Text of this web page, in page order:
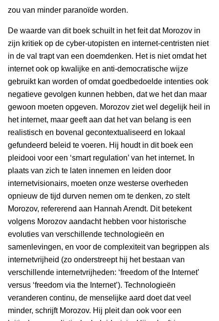
zou van minder paranoïde worden.
De waarde van dit boek schuilt in het feit dat Morozov in
zijn kritiek op de cyber-utopisten en internet-centristen niet
in de val trapt van een doemdenken. Het is niet omdat het
internet ook op kwalijke en anti-democratische wijze
gebruikt kan worden of omdat goedbedoelde intenties ook
negatieve gevolgen kunnen hebben, dat we het dan maar
gewoon moeten opgeven. Morozov ziet wel degelijk heil in
het internet, maar geeft aan dat het van belang is een
realistisch en bovenal gecontextualiseerd en lokaal
gefundeerd beleid te voeren. Hij houdt in dit boek een
pleidooi voor een ‘smart regulation’ van het internet. In
plaats van zich te laten innemen en leiden door
internetvisionairs, moeten onze westerse overheden
opnieuw de tijd durven nemen om te denken, zo stelt
Morozov, refererend aan Hannah Arendt. Dit betekent
volgens Morozov aandacht hebben voor historische
evoluties van verschillende technologieën en
samenlevingen, en voor de complexiteit van begrippen als
internetvrijheid (zo onderstreept hij het bestaan van
verschillende internetvrijheden: ‘freedom of the Internet’
versus ‘freedom via the Internet’). Technologieën
veranderen continu, de menselijke aard doet dat veel
minder, schrijft Morozov. Hij pleit dan ook voor een